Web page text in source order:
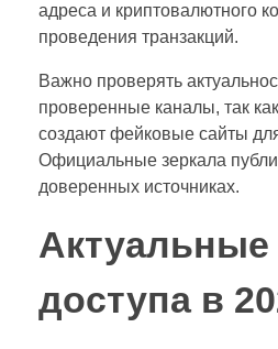
адреса и криптовалютного
проведения транзакций.
Важно проверять
проверенные каналы, так
создают фейковые сайты
Официальные зеркала
доверенных источниках.
доступа в